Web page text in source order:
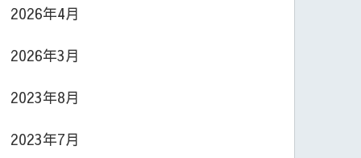
2026年4月
2026年3月
2023年8月
2023年7月